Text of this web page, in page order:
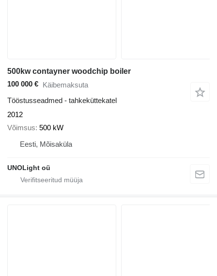
500kw contayner woodchip boiler
100 000 € Käibemaksuta
Tööstusseadmed - tahkeküttekatel
2012
Võimsus 500 kW
Eesti, Mõisaküla
UNOLight oü